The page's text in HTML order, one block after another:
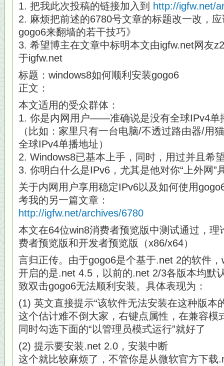
1. 把我此次投稿的链接加入到
http://igfw.net/
2. 麻烦把前述的6780号文章的标题改一改，
gogo6来翻墙的若干技巧》
3. 希望博主在文章中标明本文由igfw.net网友
于igfw.net
标题：windows8如何顺利安装gogo6
正文：
本文适用的受众群体：
1. 你是内网用户——准确说是没有全球IPv4单
（比如：家里只有一台电脑/不透过路由器/用
全球IPv4单播地址）
2. Windows8已基本上手，同时，用过并且希
3. 你明白什么是IPv6，尤其是他对你“上外网”
关于内网用户享用稳定IPv6以及如何使用
考我的另一篇文章：
http://igfw.net/archives/6780
本文在64位win8消费者预览版中测试通过，理
费者预览版和开发者预览版（x86/x64）
言归正传。由于gogo6是个基于.net 2的软件
开启的是.net 4.5，以前的.net 2/3各版本均默
致双击gogo6无法顺利安装。具体表现为：
(1) 英文直接提示“该软件无法安装在这种版本
这个估计难不倒大家，右键点属性，在兼容模
同时勾选下面的“以管理员模式运行”就好了
(2) 提示要安装.net 2.0，安装中断
这个就比较麻烦了，不管你是从微软官方下载